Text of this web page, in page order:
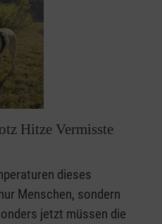
Hitze Vermisste
dieses
Menschen, sondern
jetzt müssen die